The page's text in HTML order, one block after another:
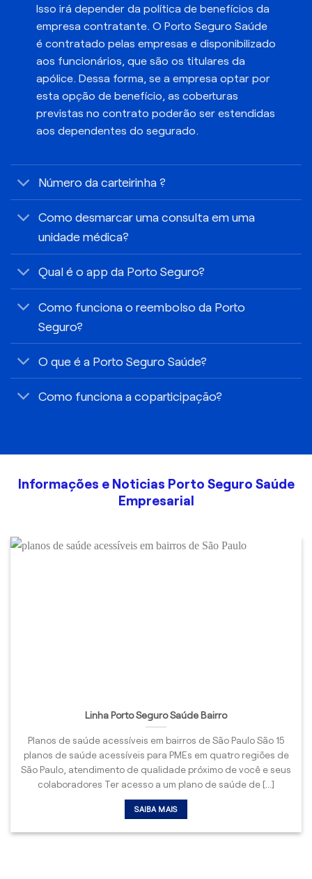
Isso irá depender da política de benefícios da
empresa contratante. O Porto Seguro Saúde
é contratado pelas empresas e disponibilizado
aos funcionários, que são os titulares da
apólice. Dessa forma, se a empresa optar por
esta opção de benefício, as coberturas
previstas no contrato poderão ser estendidas
aos dependentes do segurado.
Número da carteirinha ?
Como desmarcar uma consulta em uma
unidade médica?
Qual é o app da Porto Seguro?
Como funciona o reembolso da Porto
Seguro?
O que é a Porto Seguro Saúde?
Como funciona a coparticipação?
Informações e Noticias Porto Seguro Saúde
Empresarial
Linha Porto Seguro Saúde Bairro
Planos de saúde acessíveis em bairros de São Paulo São 15
planos de saúde acessíveis para PMEs em quatro regiões de
São Paulo, atendimento de qualidade próximo de você e seus
colaboradores Ter acesso a um plano de saúde de [...]
SAIBA MAIS